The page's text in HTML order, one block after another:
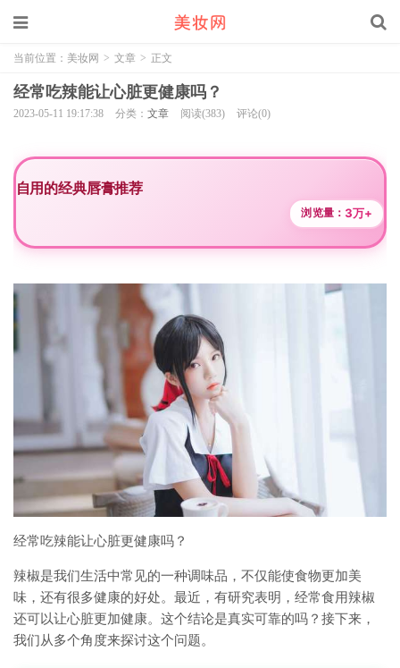
当前位置： 美妆网 > 文章 > 正文
经常吃辣能让心脏更健康吗？
2023-05-11 19:17:38 分类： 文章 阅读(383) 评论(0)
自用的经典唇膏推荐
浏览量： 3万+
经常吃辣能让心脏更健康吗？
辣椒是我们生活中常见的一种调味品，不仅能使食物更加美
味，还有很多健康的好处。最近，有研究表明，经常食用辣椒
还可以让心脏更加健康。这个结论是真实可靠的吗？接下来，
我们从多个角度来探讨这个问题。